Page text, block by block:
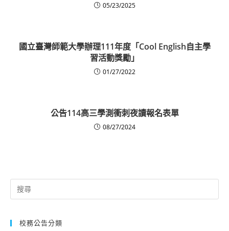
05/23/2025
國立臺灣師範大學辦理111年度「Cool English自主學
習活動獎勵」
01/27/2022
公告114高三學測衝刺夜讀報名表單
08/27/2024
Search
for:
校務公告分類